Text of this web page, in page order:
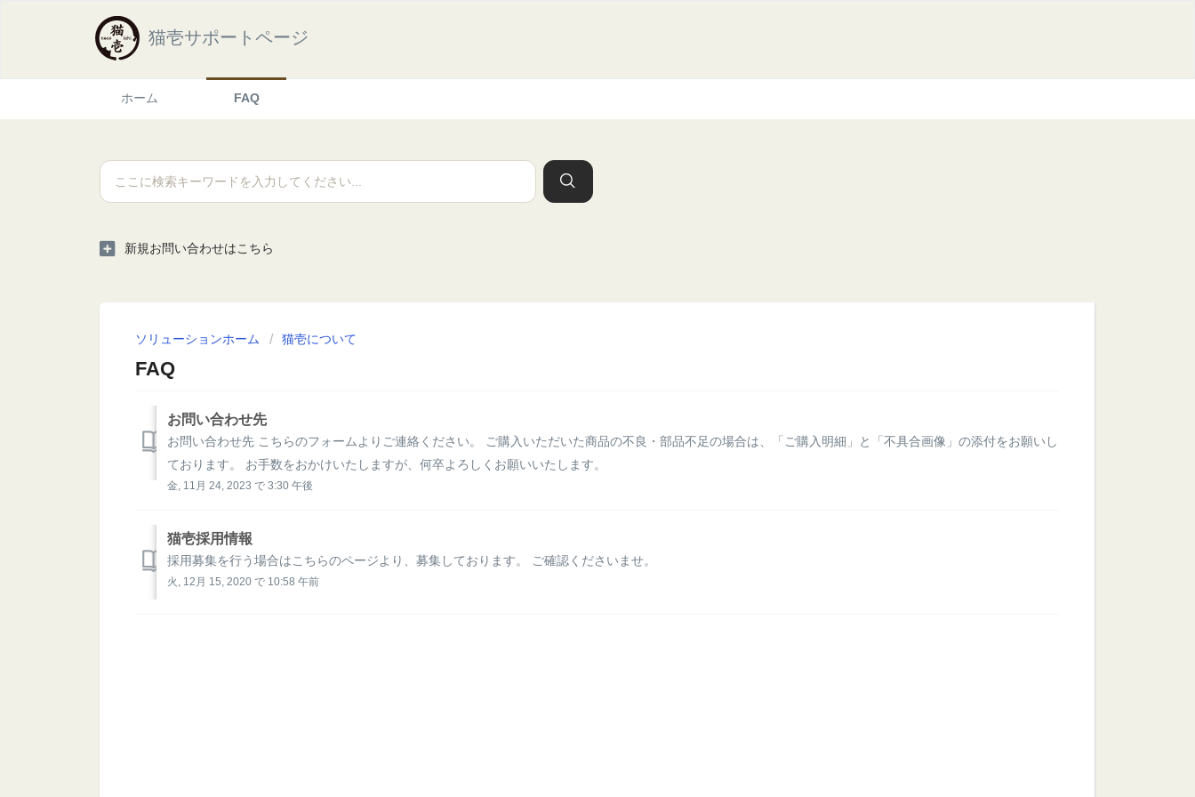
猫壱サポートページ
ホーム FAQ
新規お問い合わせはこちら
ソリューションホーム 猫壱について
FAQ
お問い合わせ先
お問い合わせ先 こちらのフォームよりご連絡ください。 ご購入いただいた商品の不良・部品不足の場合は、「ご購入明細」と「不具合画像」の添付をお願いし
ております。 お手数をおかけいたしますが、何卒よろしくお願いいたします。
金, 11月 24, 2023 で 3:30 午後
猫壱採用情報
採用募集を行う場合はこちらのページより、募集しております。 ご確認くださいませ。
火, 12月 15, 2020 で 10:58 午前